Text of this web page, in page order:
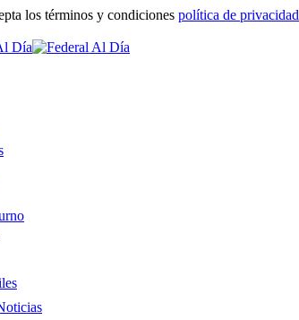
los términos y condiciones política de privacidad